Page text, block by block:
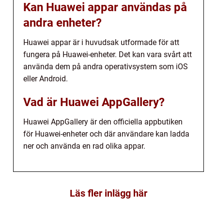
Kan Huawei appar användas på
andra enheter?
Huawei appar är i huvudsak utformade för att
fungera på Huawei-enheter. Det kan vara svårt att
använda dem på andra operativsystem som iOS
eller Android.
Vad är Huawei AppGallery?
Huawei AppGallery är den officiella appbutiken
för Huawei-enheter och där användare kan ladda
ner och använda en rad olika appar.
Läs fler inlägg här